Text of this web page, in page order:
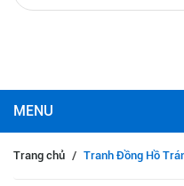
Trang chủ / Tranh Đồng Hồ